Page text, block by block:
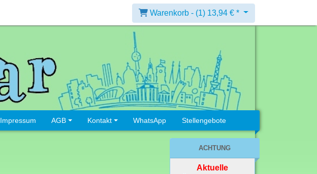
Warenkorb - (1) 13,94 € *
Impressum AGB Kontakt WhatsApp Stellengebote
ACHTUNG
Aktuelle